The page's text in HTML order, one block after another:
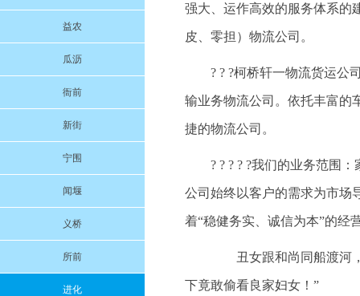
益农
瓜沥
衙前
新街
宁围
闻堰
义桥
所前
进化
强大、运作高效的服务体系的
皮、零担）物流公司。
? ? ?柯桥轩一物流货运公
输业务物流公司。依托丰富的
捷的物流公司。
? ? ? ? ?我们的业务范围
公司始终以客户的需求为市场
着“稳健务实、诚信为本”的经
丑女跟和尚同船渡河，
下竟敢偷看良家妇女！”